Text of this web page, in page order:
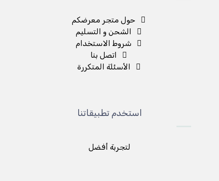
حول متجر معرضكم
الشحن و التسليم
شروط الاستخدام
اتصل بنا
الأسئلة المتكررة
استخدم تطبيقاتنا
لتجربة أفضل